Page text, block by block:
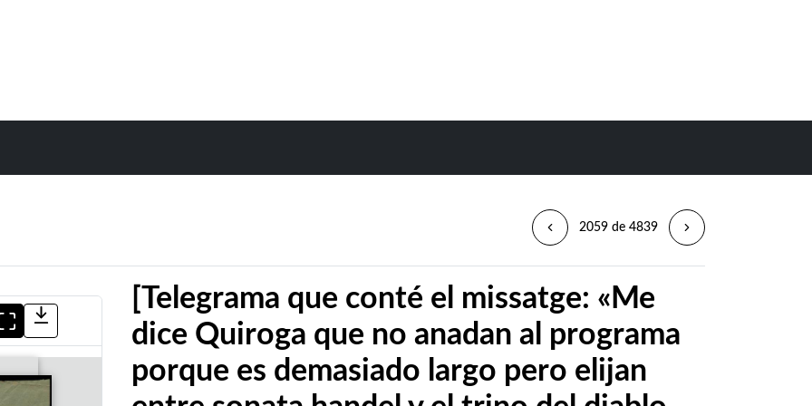
2059 de 4839
[Telegrama que conté el missatge: «Me
dice Quiroga que no anadan al programa
porque es demasiado largo pero elijan